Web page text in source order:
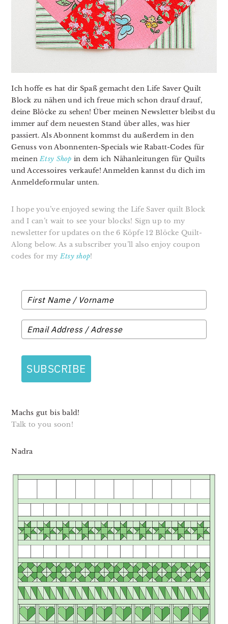
Ich hoffe es hat dir Spaß gemacht den Life Saver Quilt
Block zu nähen und ich freue mich schon drauf drauf,
deine Blöcke zu sehen! Über meinen Newsletter bleibst du
immer auf dem neuesten Stand über alles, was hier
passiert. Als Abonnent kommst du außerdem in den
Genuss von Abonnenten-Specials wie Rabatt-Codes für
meinenEtsy Shop in dem ich Nähanleitungen für Quilts
und Accessoires verkaufe! Anmelden kannst du dich im
Anmeldeformular unten.
I hope you’ve enjoyed sewing the Life Saver quilt Block
and I can’t wait to see your blocks! Sign up to my
newsletter for updates on the 6 Köpfe 12 Blöcke Quilt-
Along below. As a subscriber you’ll also enjoy coupon
codes for my Etsy shop!
SUBSCRIBE
Machs gut bis bald!
Talk to you soon!
Nadra